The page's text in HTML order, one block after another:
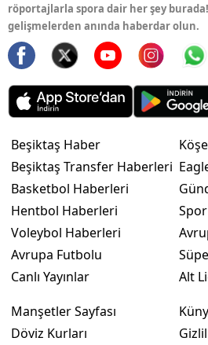
röportajlarla spora dair her şey
gelişmelerden anında haberdar olun.
Beşiktaş Haber
Beşiktaş Transfer Haberleri
Basketbol Haberleri
Hentbol Haberleri
Voleybol Haberleri
Avrupa Futbolu
Canlı Yayınlar
Spor
Alt
Manşetler Sayfası
Döviz Kurları